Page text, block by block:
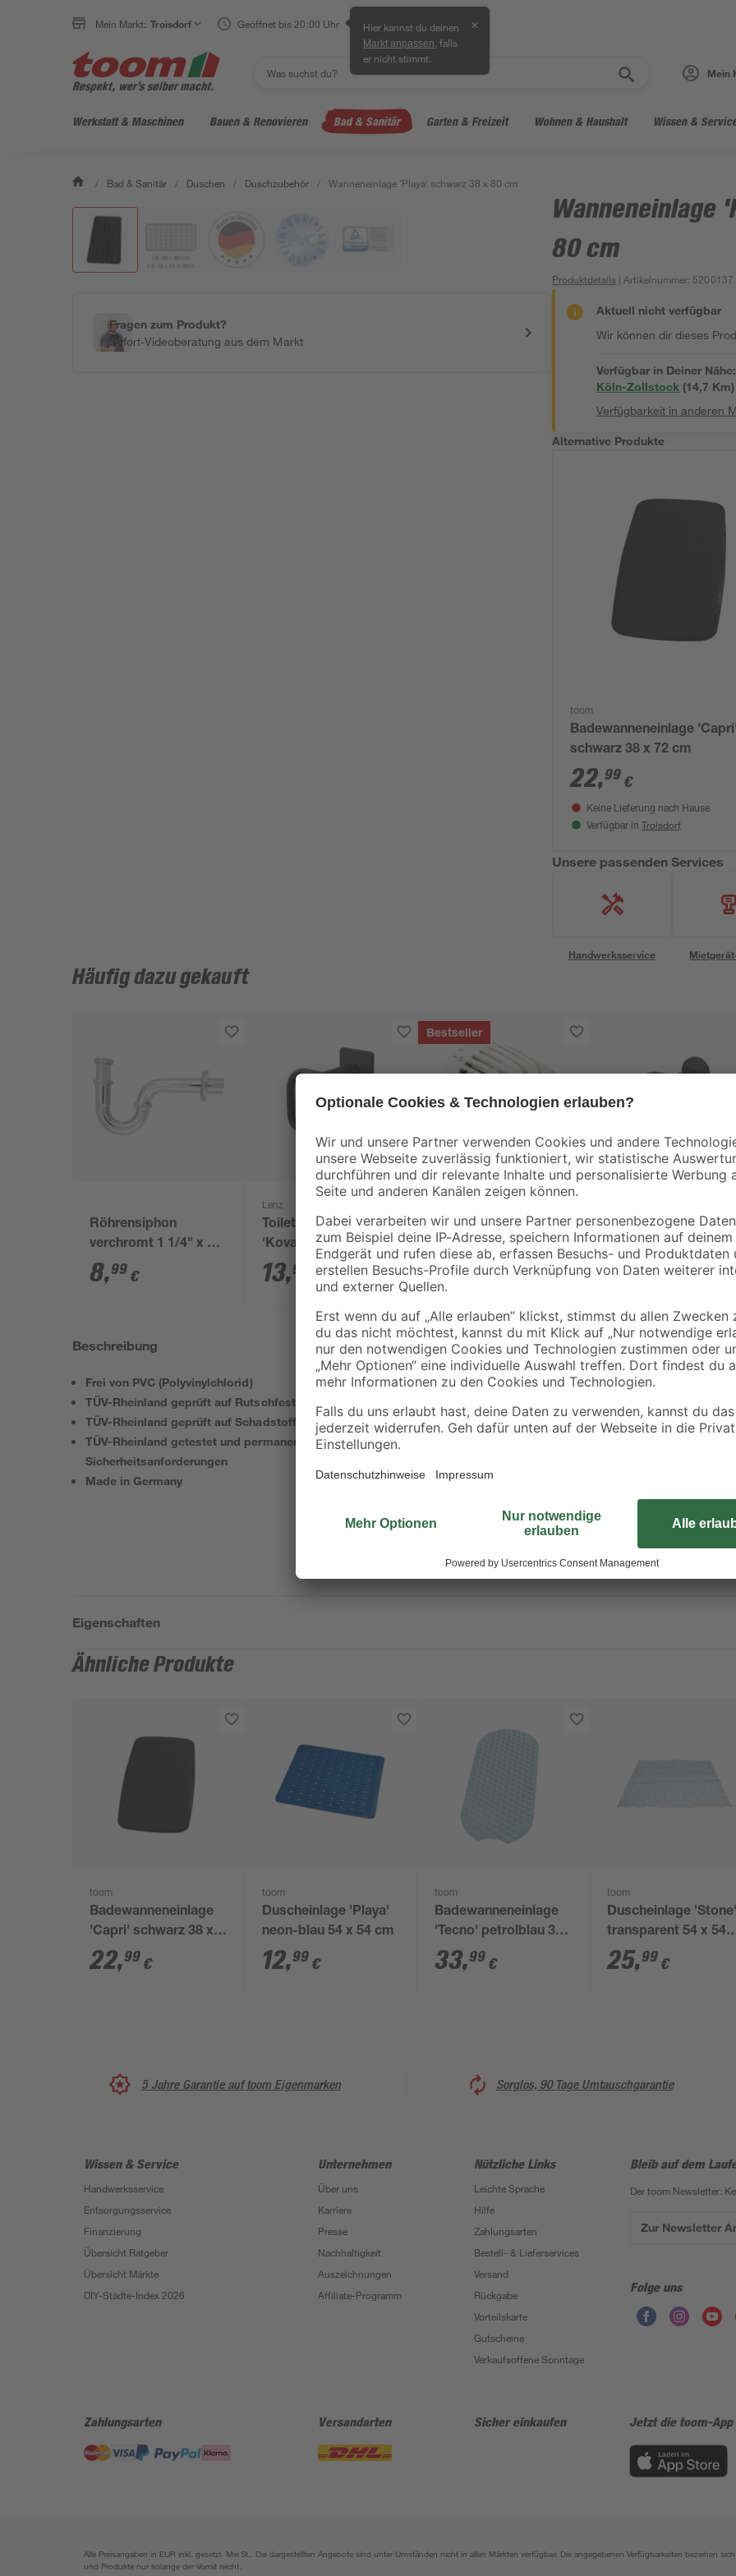
Mein Markt: Troisdorf Geöffnet bis 20:00 Uhr Hier kannst du deinen
Markt anpassen , falls
er nicht stimmt.
✕
Mein
Werkstatt & Maschinen Bauen & Renovieren Bad & Sanitär Garten & Freizeit Wohnen & Haushalt Wissen &
/ Bad & Sanitär / Duschen / Duschzubehör / Wanneneinlage 'Playa' schwarz 38 x 80 cm
Fragen zum Produkt?
Sofort-Videoberatung aus dem Markt
Wanneneinlage
80 cm
Produktdetails | Artikelnummer: 5200137
Aktuell nicht verfügbar
Wir können dir dieses
Verfügbar in Deiner Nähe:
Köln-Zollstock (14,7 Km)
Verfügbarkeit in anderen
Alternative Produkte
toom
Badewanneneinlage 'Capri'
schwarz 38 x 72 cm
22,99 €
Keine Lieferung nach Hause
Verfügbar in Troisdorf
Unsere passenden Services
Handwerksservice
Häufig dazu gekauft
Röhrensiphon
verchromt 1 1/4" x 32
mm
8,99 €
Lenz
Toilettenpapierhalter
'Kova' mattschwarz
13,99 €
Bestseller
Ventilkopf
14,99€
Toilettenpapierhalter
'Nero' wandhängend
schwarz
12,49€
Beschreibung
Frei von PVC (Polyvinylchlorid)
TÜV-Rheinland geprüft auf Rutschfestigkeit
TÜV-Rheinland geprüft auf Schadstoffe
TÜV-Rheinland getestet und permanent überwacht auf Einhaltung der
Sicherheitsanforderungen
Made in Germany
RIDDER Dusch- und
Kautschuk oder PVC. Alle
Sicherheit und Schadstofffreiheit
sehr hautsymphatisch und
Befestigt werden die Einlagen
Rückseite. Nehmen Sie die
Nutzung aus der Wanne und
Zum trocknen legen Sie die
diese mit den Saugnäpfen an die
Hinweise zu Nutzung und Pflege
Großteil der RIDDER
produziert und trägt damit zurecht
Eigenschaften
Ähnliche Produkte
toom
Badewanneneinlage
'Capri' schwarz 38 x
72 cm
22,99 €
toom
Duscheinlage 'Playa'
neon-blau 54 x 54 cm
12,99 €
toom
Badewanneneinlage
'Tecno' petrolblau 38
x 89 cm
33,99 €
toom
Duscheinlage 'Stone'
transparent 54 x 54
cm
25,99 €
5 Jahre Garantie auf toom Eigenmarken Sorglos, 90 Tage Umtauschgarantie
Wissen & Service
Handwerksservice
Entsorgungsservice
Finanzierung
Übersicht Ratgeber
Übersicht Märkte
DIY-Städte-Index 2026
Unternehmen
Über uns
Karriere
Presse
Nachhaltigkeit
Auszeichnungen
Affiliate-Programm
Nützliche Links
Leichte Sprache
Hilfe
Zahlungsarten
Bestell- & Lieferservices
Versand
Rückgabe
Vorteilskarte
Gutscheine
Verkaufsoffene Sonntage
Bleib auf dem
Der toom Newsletter:
Zur Newsletter
Folge uns
Zahlungsarten Versandarten Sicher einkaufen Jetzt die toom-
Alle Preisangaben in EUR inkl. gesetzl. MwSt.. Die dargestellten Angebote sind unter Umständen nicht in allen Märkten verfügbar. Die angegebenen Verfügbarkeiten beziehen
und Produkte nur solange der Vorrat reicht.